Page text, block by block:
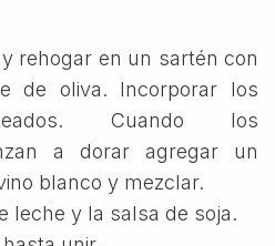
rehogar en un sartén con
de oliva. Incorporar los
Cuando los
a dorar agregar un
blanco y mezclar.
leche y la salsa de soja.